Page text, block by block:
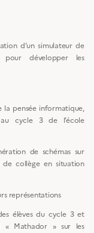
d’un simulateur de
pour développer les
la pensée informatique,
au cycle 3 de l’école
de schémas sur
de collège en situation
représentations
élèves du cycle 3 et
« Mathador » sur les